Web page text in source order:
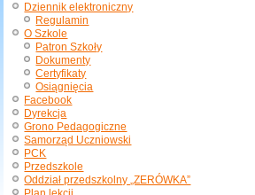
Dziennik elektroniczny
Regulamin
O Szkole
Patron Szkoły
Dokumenty
Certyfikaty
Osiągnięcia
Facebook
Dyrekcja
Grono Pedagogiczne
Samorząd Uczniowski
PCK
Przedszkole
Oddział przedszkolny „ZERÓWKA”